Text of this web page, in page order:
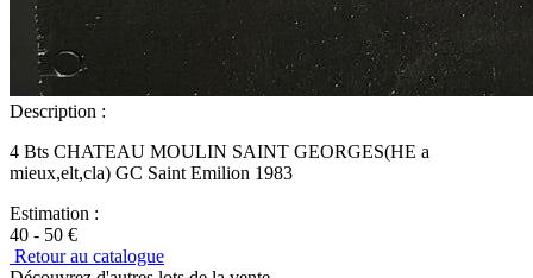
Description :
4 Bts CHATEAU MOULIN SAINT GEORGES(HE a
mieux,elt,cla) GC Saint Emilion 1983
Estimation :
40 - 50 €
Retour au catalogue